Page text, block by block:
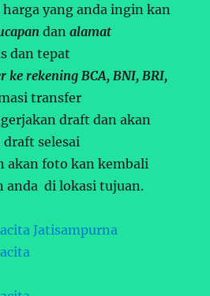
yang anda ingin kan
danalamat
dan tepat
ke rekening BCA, BNI, BRI,
transfer
draft dan akan
selesai
akan foto kan kembali
anda di lokasi tujuan.